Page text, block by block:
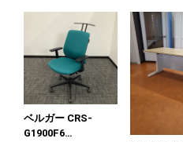
ベルガー CRS-
G1900F6